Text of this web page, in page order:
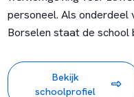
personeel. Als
Borselen staat de
zelfstandigheid en
Wolfert Dalton vormt
Bekijk
schoolprofiel